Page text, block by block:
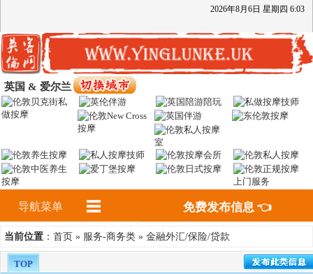
2026年8月 6日 星期四 6:03
英国 & 爱尔兰
导航菜单 免费发布信息 👈
当前位置 ： 首页 » 服务-商务类 » 金融外汇/保险/贷款
TOP